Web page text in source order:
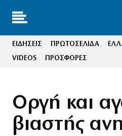
ΕΙΔΗΣΕΙΣ ΠΡΩΤΟΣΕΛΙΔΑ
VIDEOS
ΠΡΟΣΦΟΡΕΣ
Οργή και
βιαστής